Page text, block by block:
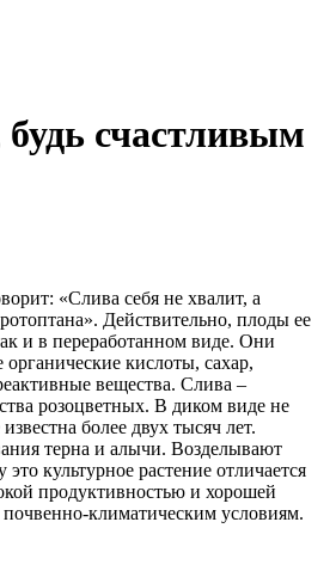
счастливым
«Слива себя не хвалит, а
Действительно, плоды ее
и в переработанном виде. Они
кислоты, сахар,
вещества. Слива –
розоцветных. В диком виде не
более двух тысяч лет.
терна и алычи. Возделывают
культурное растение отличается
продуктивностью и хорошей
климатическим условиям.